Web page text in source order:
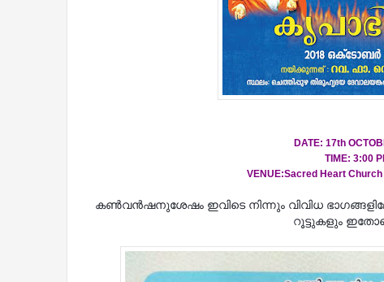
DATE: 17th
TIME: 3:00
VENUE:Sacred Heart
കൺവൻഷനുശേഷം ഇവിടെ നിന്നും വിവിധ
റൂട്ടുകളും